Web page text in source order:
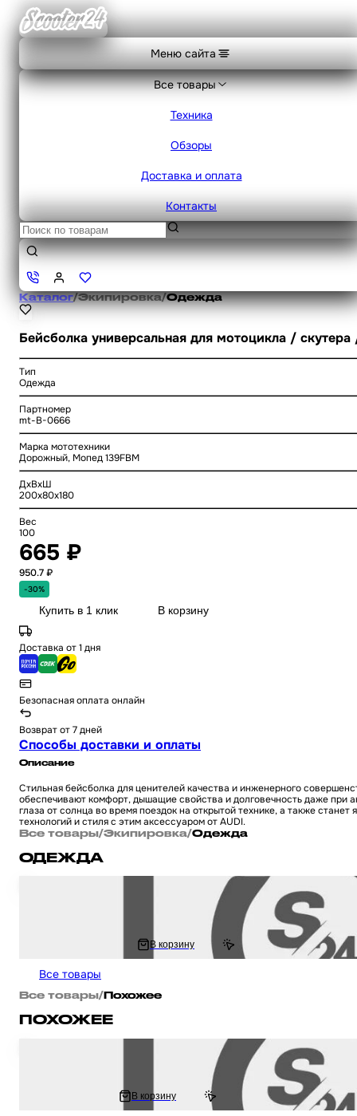
Меню сайта
Все товары
Техника
Обзоры
Доставка и оплата
Контакты
Каталог/Экипировка/Одежда
Бейсболка универсальная для мотоцикла /
Тип
Одежда
Партномер
mt-B-0666
Марка мототехники
Дорожный, Мопед 139FBM
ДхВхШ
200x80x180
Вес
100
665 ₽
950.7 ₽
-30%
Купить в 1 клик В корзину
Доставка от 1 дня
Безопасная оплата онлайн
Возврат от 7 дней
Способы доставки и оплаты
Описание
Стильная бейсболка для ценителей качества и инженерного
обеспечивают комфорт, дышащие свойства и долговечность даже при
глаза от солнца во время поездок на открытой технике, а также
технологий и стиля с этим аксессуаром от AUDI.
Все товары/Экипировка/Одежда
ОДЕЖДА
Рюкзак мотоциклетный с LED поворотниками, стоп-сигналом
В корзину
Все товары
Все товары/Похожее
ПОХОЖЕЕ
Бейсболка универсальная для мотоцикла / скутера / мопеда и другой
В корзину